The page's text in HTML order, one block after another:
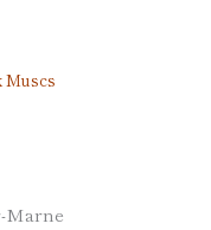
Marne